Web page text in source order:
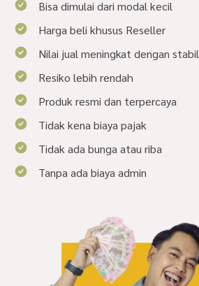
Bisa dimulai dari modal kecil
Harga beli khusus Reseller
Nilai jual meningkat dengan stabil
Resiko lebih rendah
Produk resmi dan terpercaya
Tidak kena biaya pajak
Tidak ada bunga atau riba
Tanpa ada biaya admin